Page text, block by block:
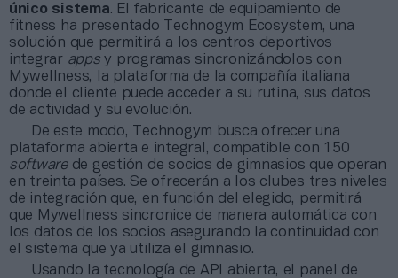
único sistema. El fabricante de equipamiento de
fitness ha presentado Technogym Ecosystem, una
solución que permitirá a los centros deportivos
integrar appsy programas sincronizándolos con
Mywellness, la plataforma de la compañía italiana
donde el cliente puede acceder a su rutina, sus datos
de actividad y su evolución.
De este modo, Technogym busca ofrecer una
plataforma abierta e integral, compatible con 150
software de gestión de socios de gimnasios que operan
en treinta países. Se ofrecerán a los clubes tres niveles
de integración que, en función del elegido, permitirá
que Mywellness sincronice de manera automática con
los datos de los socios asegurando la continuidad con
el sistema que ya utiliza el gimnasio.
Usando la tecnología de API abierta, el panel de